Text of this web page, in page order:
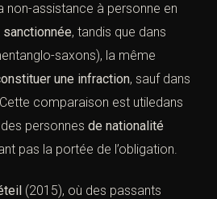
non-assistance à personne en
, tandis que dans
saxons), la même
une infraction, sauf dans
comparaison est utiledans
personnes de nationalité
pas la portée de l’obligation.
(2015), où des passants